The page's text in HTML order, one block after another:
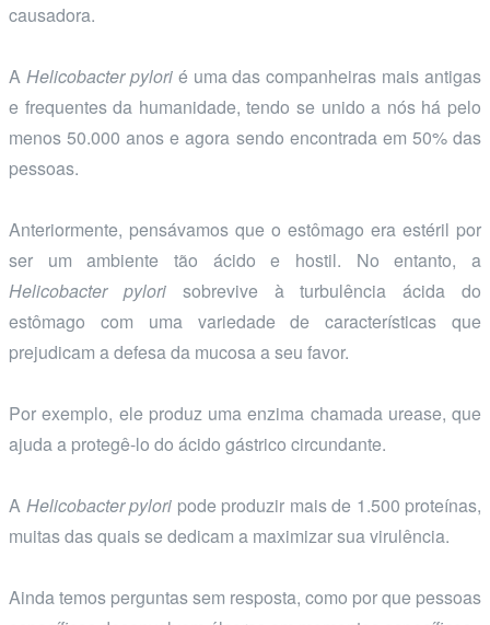
causadora.
A Helicobacter pylorié uma das companheiras mais antigas
e frequentes da humanidade, tendo se unido a nós há pelo
menos 50.000 anos e agora sendo encontrada em 50% das
pessoas.
Anteriormente, pensávamos que o estômago era estéril por
ser um ambiente tão ácido e hostil. No entanto, a
Helicobacter pylorisobrevive à turbulência ácida do
estômago com uma variedade de características que
prejudicam a defesa da mucosa a seu favor.
Por exemplo, ele produz uma enzima chamada urease, que
ajuda a protegê-lo do ácido gástrico circundante.
A Helicobacter pylori pode produzir mais de 1.500 proteínas,
muitas das quais se dedicam a maximizar sua virulência.
Ainda temos perguntas sem resposta, como por que pessoas